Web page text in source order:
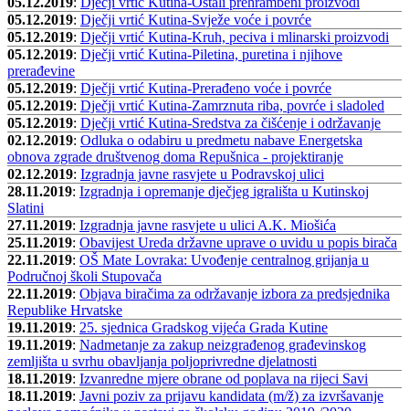
05.12.2019: Dječji vrtić Kutina-Svježe voće i povrće
05.12.2019: Dječji vrtić Kutina-Kruh, peciva i mlinarski proizvodi
05.12.2019: Dječji vrtić Kutina-Piletina, puretina i njihove
prerađevine
05.12.2019: Dječji vrtić Kutina-Prerađeno voće i povrće
05.12.2019: Dječji vrtić Kutina-Zamrznuta riba, povrće i sladoled
05.12.2019: Dječji vrtić Kutina-Sredstva za čišćenje i održavanje
02.12.2019: Odluka o odabiru u predmetu nabave Energetska
obnova zgrade društvenog doma Repušnica - projektiranje
02.12.2019: Izgradnja javne rasvjete u Podravskoj ulici
28.11.2019: Izgradnja i opremanje dječjeg igrališta u Kutinskoj
Slatini
27.11.2019: Izgradnja javne rasvjete u ulici A.K. Miošića
25.11.2019: Obavijest Ureda državne uprave o uvidu u popis birača
22.11.2019: OŠ Mate Lovraka: Uvođenje centralnog grijanja u
Područnoj školi Stupovača
22.11.2019: Objava biračima za održavanje izbora za predsjednika
Republike Hrvatske
19.11.2019: 25. sjednica Gradskog vijeća Grada Kutine
19.11.2019: Nadmetanje za zakup neizgrađenog građevinskog
zemljišta u svrhu obavljanja poljoprivredne djelatnosti
18.11.2019: Izvanredne mjere obrane od poplava na rijeci Savi
18.11.2019: Javni poziv za prijavu kandidata (m/ž) za izvršavanje